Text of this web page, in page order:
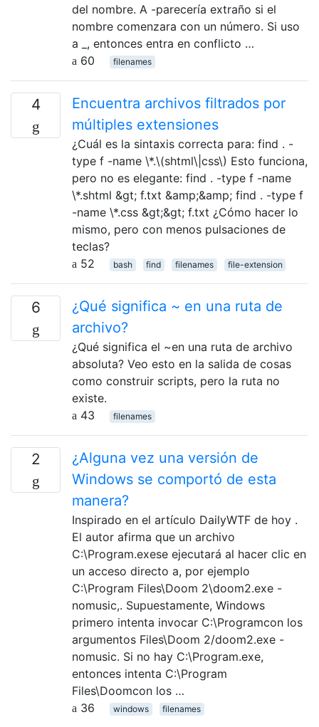
del nombre. A -parecería extraño si el
nombre comenzara con un número. Si uso
a _, entonces entra en conflicto …
60
filenames
4
Encuentra archivos filtrados por
múltiples extensiones
¿Cuál es la sintaxis correcta para: find . -
type f -name \*.\(shtml\|css\) Esto funciona,
pero no es elegante: find . -type f -name
\*.shtml &gt; f.txt &amp;&amp; find . -type f
-name \*.css &gt;&gt; f.txt ¿Cómo hacer lo
mismo, pero con menos pulsaciones de
teclas?
52
bash find filenames file-extension
6
¿Qué significa ~ en una ruta de
archivo?
¿Qué significa el ~en una ruta de archivo
absoluta? Veo esto en la salida de cosas
como construir scripts, pero la ruta no
existe.
43
filenames
2
¿Alguna vez una versión de
Windows se comportó de esta
manera?
Inspirado en el artículo DailyWTF de hoy .
El autor afirma que un archivo
C:\Program.exese ejecutará al hacer clic en
un acceso directo a, por ejemplo
C:\Program Files\Doom 2\doom2.exe -
nomusic,. Supuestamente, Windows
primero intenta invocar C:\Programcon los
argumentos Files\Doom 2/doom2.exe -
nomusic. Si no hay C:\Program.exe,
entonces intenta C:\Program
Files\Doomcon los …
36
windows filenames